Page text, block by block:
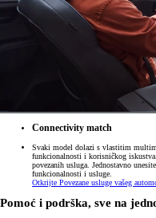
Svaki model dolazi s vlastitim
funkcionalnosti i korisničkog
povezanih usluga. Jednostavno
funkcionalnosti i usluge.
Otkrijte Povezane usluge vašeg
Pomoć i podrška, sve na
Centar za podršku ima sve što vam je
korisna često postavljana pitanja i vodiče
korisničkoj podršci – sve je dostupno u Centru
Vodiči za upotrebu
Pojednostavljeno, jednostavno i dizajnirano od
jednostavnim. Bilo da želite povezati novi